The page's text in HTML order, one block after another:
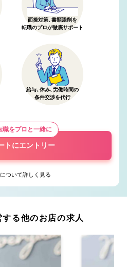
面接対策、書類添削を
転職のプロが徹底サポート
給与、休み、労働時間の
条件交渉を代行
職をプロと一緒に
トにエントリー
ついて詳しく見る
る他のお店の求人